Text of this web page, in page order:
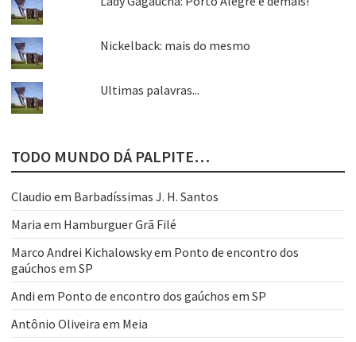
Nickelback: mais do mesmo
Ultimas palavras...
TODO MUNDO DÁ PALPITE…
Claudio em Barbadíssimas J. H. Santos
Maria em Hamburguer Grã Filé
Marco Andrei Kichalowskyem Ponto de encontro dos
gaúchos em SP
Andi em Ponto de encontro dos gaúchos em SP
Antônio Oliveira em Meia